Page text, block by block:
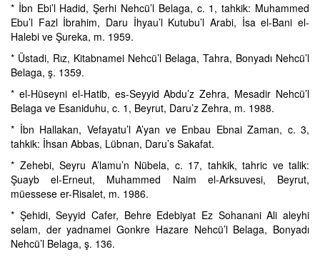
* İbn Ebi’l Hadid, Şerhi Nehcü’l Belaga, c. 1, tahkik: Muhammed
Ebu’l Fazl İbrahim, Daru İhyau’l Kutubu’l Arabi, İsa el-Bani el-
Halebi ve Şureka, m. 1959.
* Üstadi, Rız, Kitabnamei Nehcü’l Belaga, Tahra, Bonyadı Nehcü’l
Belaga, ş. 1359.
* el-Hüseyni el-Hatib, es-Seyyid Abdu’z Zehra, Mesadir Nehcü’l
Belaga ve Esaniduhu, c. 1, Beyrut, Daru’z Zehra, m. 1988.
* İbn Hallakan, Vefayatu’l A’yan ve Enbau Ebnai Zaman, c. 3,
tahkik: İhsan Abbas, Lübnan, Daru’s Sakafat.
* Zehebi, Seyru A’lamu’n Nübela, c. 17, tahkik, tahric ve talik:
Şuayb el-Erneut, Muhammed Naim el-Arksuvesi, Beyrut,
müessese er-Risalet, m. 1986.
* Şehidi, Seyyid Cafer, Behre Edebiyat Ez Sohanani Ali aleyhi
selam, der yadnamei Gonkre Hazare Nehcü’l Belaga, Bonyadı
Nehcü’l Belaga, ş. 136.